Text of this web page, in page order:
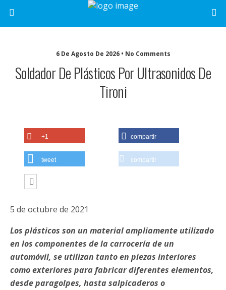
6 De Agosto De 2026 • No Comments
Soldador De Plásticos Por Ultrasonidos De
Tironi
+1 compartir
tweet compartir
5 de octubre de 2021
Los plásticos son un material ampliamente utilizado
en los componentes de la carrocería de un
automóvil, se utilizan tanto en piezas interiores
como exteriores para fabricar diferentes elementos,
desde paragolpes, hasta salpicaderos o